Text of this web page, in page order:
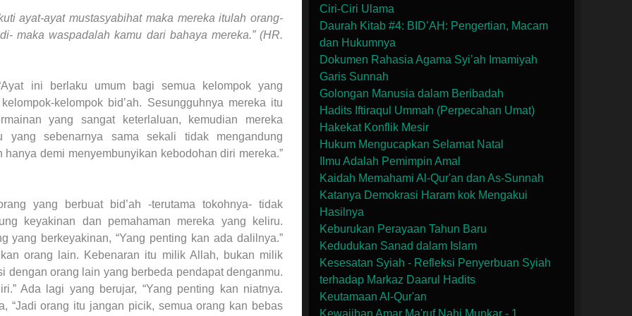
ayat-ayat mustasyabihat maka mereka itulah orang-
maka waspadalah kamu dari bahaya mereka.” (HR.
ini berlaku umum bagi semua kelompok yang
kelompok bid’ah. Sesungguhnya mereka itu
yang sangat keterlaluan, kemudian mereka
sebenarnya sama sekali tidak mengandung
demi menyembunyikan kebodohan diri mereka.”
yang berbuat bid’ah -terutama tokohnya- tidak
keyakinan dan pemahaman mereka yang keliru.
yang berkeyakinan, “Yang penting kan ada dalilnya.”
orang lain. Kebenaran itu milik Allah, bukan milik
dengan orang lain yang berbeda pendapat denganmu.
Ada lagi yang berujar, “Yang penting kan niatnya.
“Jadi orang itu jangan picik, semua orang kan bebas
Ciri-Ciri Ulama
Daurah Kitab #4: BID’AH: Pengertian, Macam
dan Hukumnya
Dokumen Rahasia Agama Syi’ah Imamiyah
Garis Sunnah
Golongan Manusia dalam Beribadah
Hadits Iftiraqul Ummah (Perpecahan Umat)
Hakekat Konflik Mesir
Hukum Mengucapkan Selamat Natal
Ilmu Adalah Pemimpin Amal
Kaidah Memahami Al-Qur'an dan As-Sunnah
Katanya Demokrasi Haram kok Mengakui
Hasilnya
Keburukan Perayaan Tahun Baru
Kedudukan Sanad dalam Islam
Kesesatan Syiah - Refleksi Penyerbuan Syiah
terhadap Markaz Daarul Hadits
Keutamaan Al-Qur'an
Kewajiban Amar Ma'ruf Nahi Munkar - 1